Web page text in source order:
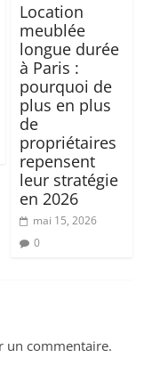
Location
meublée
longue durée
à Paris :
pourquoi de
plus en plus
de
propriétaires
repensent
leur stratégie
en 2026
mai 15, 2026
0
un commentaire.